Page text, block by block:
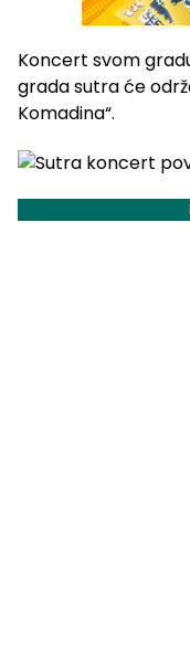
Koncert svom
grada sutra će
Komadina“.